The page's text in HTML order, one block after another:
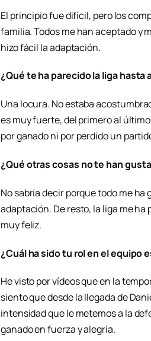
El principio fue difícil, pero los
familia. Todos me han aceptado y
hizo fácil la adaptación.
¿Qué te ha parecido la liga hasta
Una locura. No estaba
es muy fuerte, del primero al
por ganado ni por perdido un
¿Qué otras cosas no te han
No sabría decir porque todo me
adaptación. De resto, la liga me
muy feliz.
¿Cuál ha sido tu rol en el equipo
He visto por vídeos que en la
siento que desde la llegada de
intensidad que le metemos a la
ganado en fuerza y alegría.